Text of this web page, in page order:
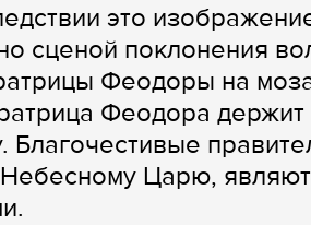
это
сценой поклонения
Феодоры на
Феодора держит
Благочестивые
Царю,